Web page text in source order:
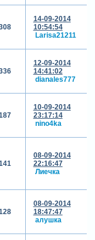
14-09-2014
10:54:54
Larisa21211
12-09-2014
14:41:02
dianales777
10-09-2014
23:17:14
nino4ka
08-09-2014
22:16:47
Лиечка
08-09-2014
18:47:47
алушка